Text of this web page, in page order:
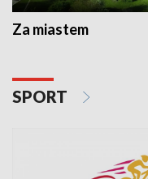
Za miastem
SPORT